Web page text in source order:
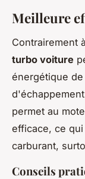
Meilleure
Contrairement
turbo voiture
énergétique
permet au
efficace, ce
carburant,
Conseils